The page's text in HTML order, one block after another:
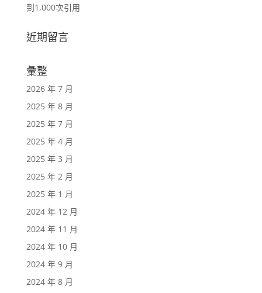
到1,000次引用
近期留言
彙整
2026 年 7 月
2025 年 8 月
2025 年 7 月
2025 年 4 月
2025 年 3 月
2025 年 2 月
2025 年 1 月
2024 年 12 月
2024 年 11 月
2024 年 10 月
2024 年 9 月
2024 年 8 月